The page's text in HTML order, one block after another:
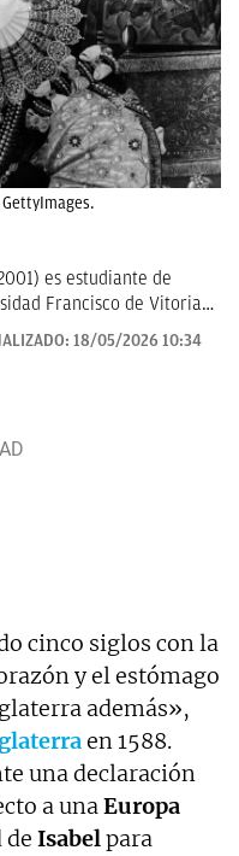
es estudiante de
Francisco de Vitoria
Escogió esta profesión
la comunicación y la
y rigurosa.
18/05/2026 10:34
cinco siglos con la
y el estómago
además»,
en 1588.
una declaración
a unaEuropa
de Isabelpara